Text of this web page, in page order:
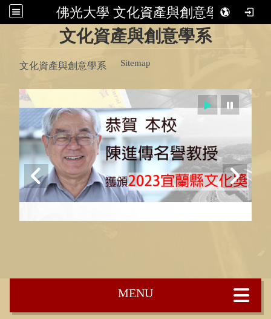
佛光大學 文化資產與創意學系
:::
文化資產與創意學系
Sitemap
文化資產與創意學系